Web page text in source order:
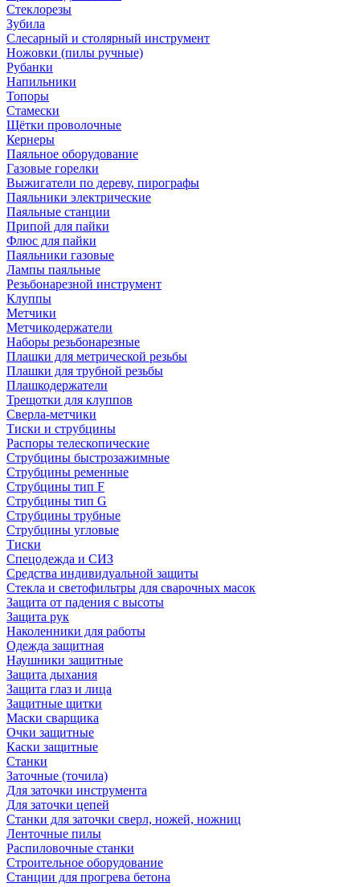
Стеклорезы
Зубила
Слесарный и столярный инструмент
Ножовки (пилы ручные)
Рубанки
Напильники
Топоры
Стамески
Щётки проволочные
Кернеры
Паяльное оборудование
Газовые горелки
Выжигатели по дереву, пирографы
Паяльники электрические
Паяльные станции
Припой для пайки
Флюс для пайки
Паяльники газовые
Лампы паяльные
Резьбонарезной инструмент
Клуппы
Метчики
Метчикодержатели
Наборы резьбонарезные
Плашки для метрической резьбы
Плашки для трубной резьбы
Плашкодержатели
Трещотки для клуппов
Сверла-метчики
Тиски и струбцины
Распоры телескопические
Струбцины быстрозажимные
Струбцины ременные
Струбцины тип F
Струбцины тип G
Струбцины трубные
Струбцины угловые
Тиски
Спецодежда и СИЗ
Средства индивидуальной защиты
Стекла и светофильтры для сварочных масок
Защита от падения с высоты
Защита рук
Наколенники для работы
Одежда защитная
Наушники защитные
Защита дыхания
Защита глаз и лица
Защитные щитки
Маски сварщика
Очки защитные
Каски защитные
Станки
Заточные (точила)
Для заточки инструмента
Для заточки цепей
Станки для заточки сверл, ножей, ножниц
Ленточные пилы
Распиловочные станки
Строительное оборудование
Станции для прогрева бетона